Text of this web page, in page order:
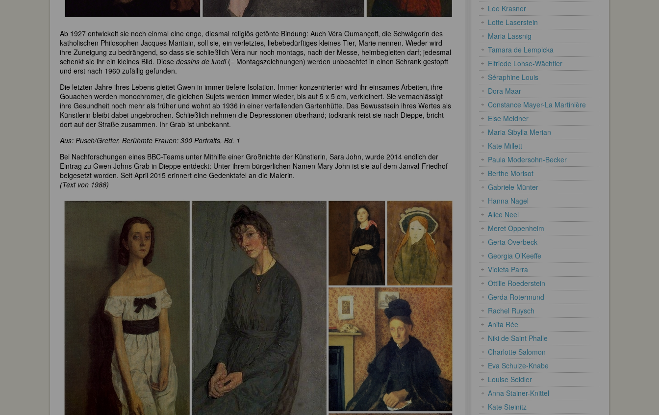
Ab 1927 entwickelt sie noch einmal eine enge, diesmal religiös getönte Bindung: Auch Véra Oumançoff, die Schwägerin des
katholischen Philosophen Jacques Maritain, soll sie, ein verletztes, liebebedürftiges kleines Tier, Marie nennen. Wieder wird
ihre Zuneigung zu bedrängend, so dass sie schließlich Véra nur noch montags, nach der Messe, heimbegleiten darf; jedesmal
schenkt sie ihr ein kleines Bild. Diese dessins de lundi(= Montagszeichnungen) werden unbeachtet in einen Schrank gestopft
und erst nach 1960 zufällig gefunden.
Die letzten Jahre ihres Lebens gleitet Gwen in immer tiefere Isolation. Immer konzentrierter wird ihr einsames Arbeiten, ihre
Gouachen werden monochromer, die gleichen Sujets werden immer wieder, bis auf 5 x 5 cm, verkleinert. Sie vernachlässigt
ihre Gesundheit noch mehr als früher und wohnt ab 1936 in einer verfallenden Gartenhütte. Das Bewusstsein ihres Wertes als
Künstlerin bleibt dabei ungebrochen. Schließlich nehmen die Depressionen überhand; todkrank reist sie nach Dieppe, bricht
dort auf der Straße zusammen. Ihr Grab ist unbekannt.
Aus: Pusch/Gretter, Berühmte Frauen: 300 Portraits, Bd. 1
Bei Nachforschungen eines BBC-Teams unter Mithilfe einer Großnichte der Künstlerin, Sara John, wurde 2014 endlich der
Eintrag zu Gwen Johns Grab in Dieppe entdeckt: Unter ihrem bürgerlichen Namen Mary John ist sie auf dem Janval-Friedhof
beigesetzt worden. Seit April 2015 erinnert eine Gedenktafel an die Malerin.
(Text von 1988)
Lee Krasner
Lotte Laserstein
Maria Lassnig
Tamara de Lempicka
Elfriede Lohse-Wächtler
Séraphine Louis
Dora Maar
Constance Mayer-La Martinière
Else Meidner
Maria Sibylla Merian
Kate Millett
Paula Modersohn-Becker
Berthe Morisot
Gabriele Münter
Hanna Nagel
Alice Neel
Meret Oppenheim
Gerta Overbeck
Georgia O’Keeffe
Violeta Parra
Ottilie Roederstein
Gerda Rotermund
Rachel Ruysch
Anita Rée
Niki de Saint Phalle
Charlotte Salomon
Eva Schulze-Knabe
Louise Seidler
Anna Stainer-Knittel
Kate Steinitz